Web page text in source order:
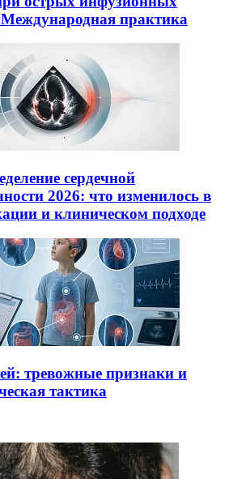
практика
сердечной
2026: что изменилось в
и клиническом подходе
тревожные признаки и
тактика